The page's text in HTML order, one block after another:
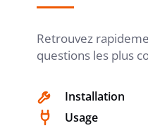
APPRENTISSAGE
CERTIFIÉ DALI-1
Retrouvez
questions les plus
Installation
Usage